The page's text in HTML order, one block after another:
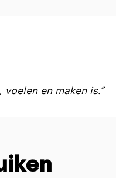
en maken is.”